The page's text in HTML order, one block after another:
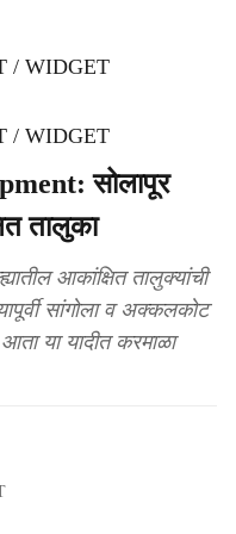
/ WIDGET
/ WIDGET
सोलापूर
तालुका
आकांक्षित तालुक्यांची
सांगोला व अक्कलकोट
या यादीत करमाळा